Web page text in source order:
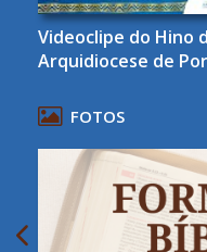
Videoclipe do Hino
Arquidiocese de
FOTOS